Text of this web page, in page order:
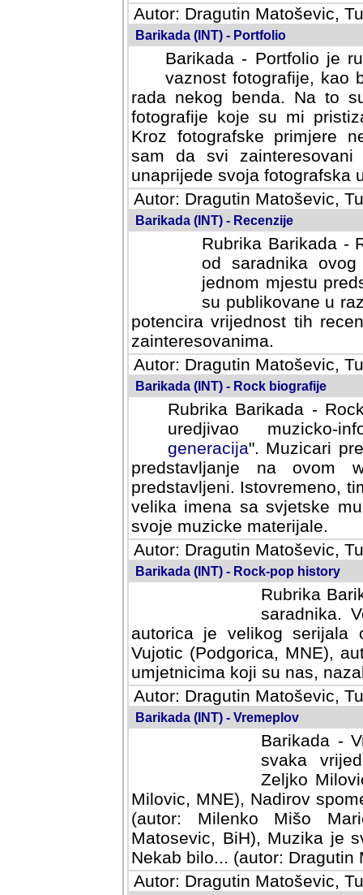
Autor: Dragutin Matoševic,
Barikada (INT) - Portfolio
Barikada - Portfolio je
vaznost fotografije, kao
rada nekog benda. Na to
fotografije koje su mi
fotografske primjere
svi zainteresovani
svoja fotografska umijeca.
Autor: Dragutin Matoševic,
Barikada (INT) - Recenzije
Rubrika Barikada -
od saradnika
jednom mjestu
su publikovane u
potencira vrijednost tih
zainteresovanima.
Autor: Dragutin Matoševic,
Barikada (INT) - Rock biografije
Rubrika Barikada -
uredjivao muzicko-
Muzicari predstavljeni u
na ovom web portalu
Istovremeno, tim nacinom
sa svjetske muzicke scene
materijale.
Autor: Dragutin Matoševic,
Barikada (INT) - Rock-pop history
Rubrika
saradnika.
autorica je velikog serijala
Vujotic (Podgorica, MNE),
umjetnicima koji su nas,
Autor: Dragutin Matoševic,
Barikada (INT) - Vremeplov
Barikada -
svaka
Milovic,
MNE), Nadirov spomenar
Milenko Mišo Maric, UK),
Muzika je svirala (autor:
(autor: Dragutin Matosevic,
Autor: Dragutin Matoševic,